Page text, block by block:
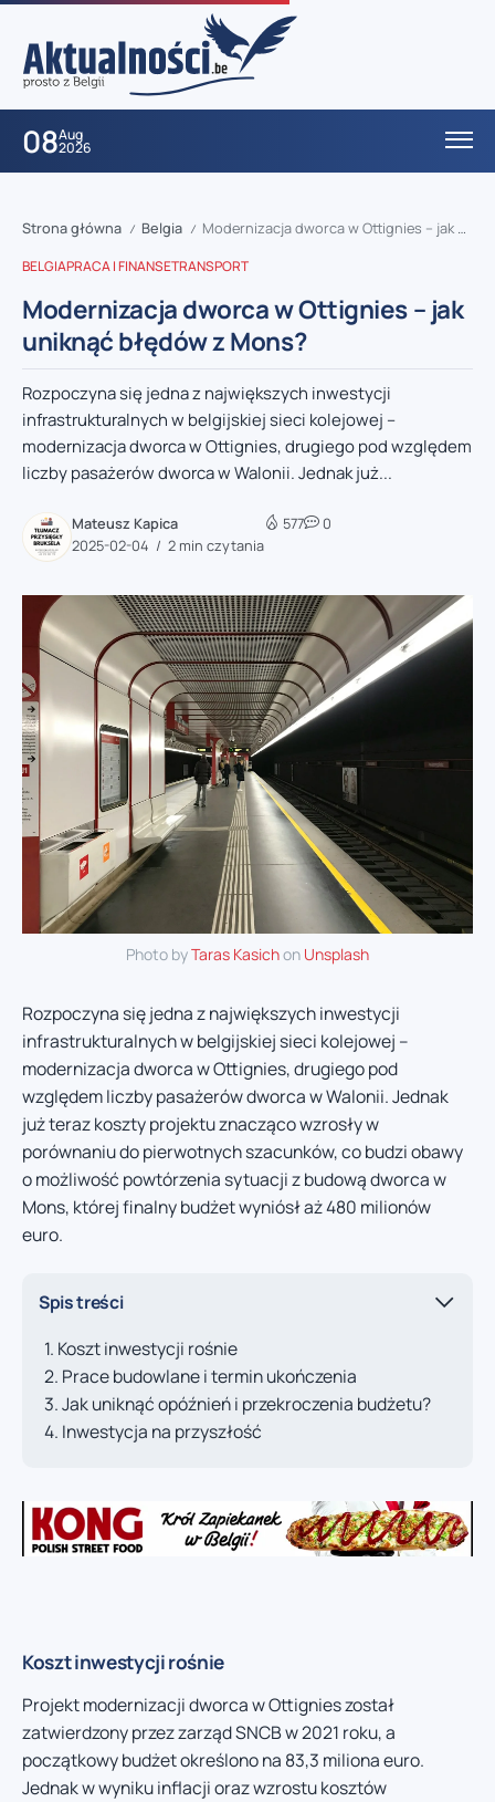
08Aug
2026
Strona główna / Belgia / Modernizacja dworca w Ottignies – jak uniknąć błędów z Mons?
BELGIAPRACA I FINANSETRANSPORT
Modernizacja dworca w Ottignies – jak
uniknąć błędów z Mons?
Rozpoczyna się jedna z największych inwestycji
infrastrukturalnych w belgijskiej sieci kolejowej –
modernizacja dworca w Ottignies, drugiego pod względem
liczby pasażerów dworca w Walonii. Jednak już...
Mateusz Kapica
2025-02-04
2 min czytania
577 0
Photo byTaras Kasichon Unsplash
Rozpoczyna się jedna z największych inwestycji
infrastrukturalnych w belgijskiej sieci kolejowej –
modernizacja dworca w Ottignies, drugiego pod
względem liczby pasażerów dworca w Walonii. Jednak
już teraz koszty projektu znacząco wzrosły w
porównaniu do pierwotnych szacunków, co budzi obawy
o możliwość powtórzenia sytuacji z budową dworca w
Mons, której finalny budżet wyniósł aż 480 milionów
euro.
Spis treści
Koszt inwestycji rośnie
Prace budowlane i termin ukończenia
Jak uniknąć opóźnień i przekroczenia budżetu?
Inwestycja na przyszłość
Koszt inwestycji rośnie
Projekt modernizacji dworca w Ottignies został
zatwierdzony przez zarząd SNCB w 2021 roku, a
początkowy budżet określono na 83,3 miliona euro.
Jednak w wyniku inflacji oraz wzrostu kosztów